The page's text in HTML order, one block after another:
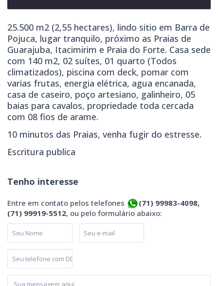
25.500 m2 (2,55 hectares), lindo sitio em Barra de
Pojuca, lugar tranquilo, próximo as Praias de
Guarajuba, Itacimirim e Praia do Forte. Casa sede
com 140 m2, 02 suítes, 01 quarto (Todos
climatizados), piscina com deck, pomar com
varias frutas, energia elétrica, agua encanada,
casa de caseiro, poço artesiano, galinheiro, 05
baias para cavalos, propriedade toda cercada
com 08 fios de arame.
10 minutos das Praias, venha fugir do estresse.
Escritura publica
Tenho interesse
Entre em contato pelos telefones
(71) 99983-4098,
(71) 99919-5512, ou pelo formulário abaixo: